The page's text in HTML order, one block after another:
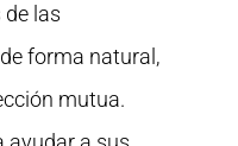
las
forma natural,
mutua.